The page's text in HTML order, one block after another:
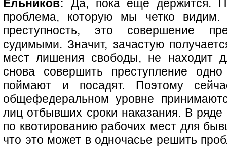
Ельников: Да, пока еще держится.
проблема, которую мы четко
преступность, это совершение
судимыми. Значит, зачастую
мест лишения свободы, не находит
снова совершить преступление
поймают и посадят. Поэтому
общефедеральном уровне
лиц отбывших сроки наказания. В
по квотированию рабочих мест для
что это может в одночасье решить